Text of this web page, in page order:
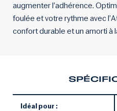
augmenter l’adhérence.
foulée et votre rythme avec
confort durable et un amorti à
Idéal pour :